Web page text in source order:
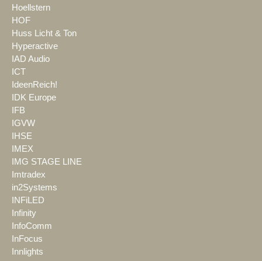
Hoellstern
HOF
Huss Licht & Ton
Hyperactive
IAD Audio
ICT
IdeenReich!
IDK Europe
IFB
IGVW
IHSE
IMEX
IMG STAGE LINE
Imtradex
in2Systems
INFiLED
Infinity
InfoComm
InFocus
Innlights